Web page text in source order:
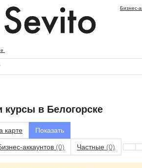
Бизнес-
курсы в Белогорске
карте
аккаунтов (0) Частные (0)